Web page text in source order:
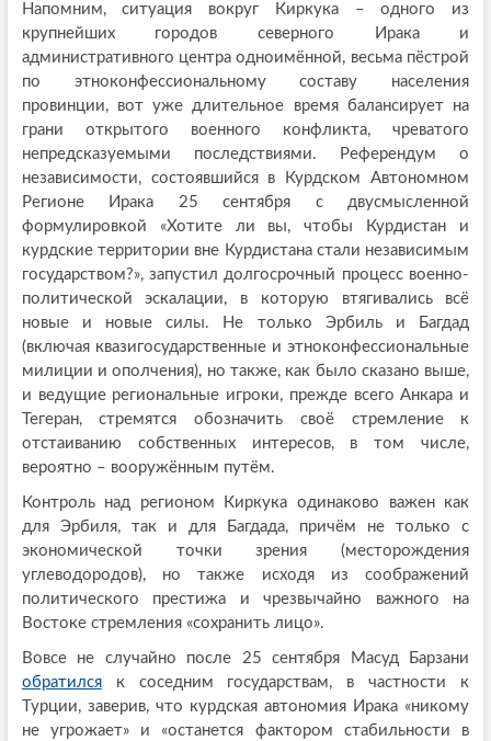
Напомним, ситуация вокруг Киркука – одного из
крупнейших городов северного Ирака и
административного центра одноимённой, весьма пёстрой
по этноконфессиональному составу населения
провинции, вот уже длительное время балансирует на
грани открытого военного конфликта, чреватого
непредсказуемыми последствиями. Референдум о
независимости, состоявшийся в Курдском Автономном
Регионе Ирака 25 сентября с двусмысленной
формулировкой «Хотите ли вы, чтобы Курдистан и
курдские территории вне Курдистана стали независимым
государством?», запустил долгосрочный процесс военно-
политической эскалации, в которую втягивались всё
новые и новые силы. Не только Эрбиль и Багдад
(включая квазигосударственные и этноконфессиональные
милиции и ополчения), но также, как было сказано выше,
и ведущие региональные игроки, прежде всего Анкара и
Тегеран, стремятся обозначить своё стремление к
отстаиванию собственных интересов, в том числе,
вероятно – вооружённым путём.
Контроль над регионом Киркука одинаково важен как
для Эрбиля, так и для Багдада, причём не только с
экономической точки зрения (месторождения
углеводородов), но также исходя из соображений
политического престижа и чрезвычайно важного на
Востоке стремления «сохранить лицо».
Вовсе не случайно после 25 сентября Масуд Барзани
обратилсяк соседним государствам, в частности к
Турции, заверив, что курдская автономия Ирака «никому
не угрожает» и «останется фактором стабильности в